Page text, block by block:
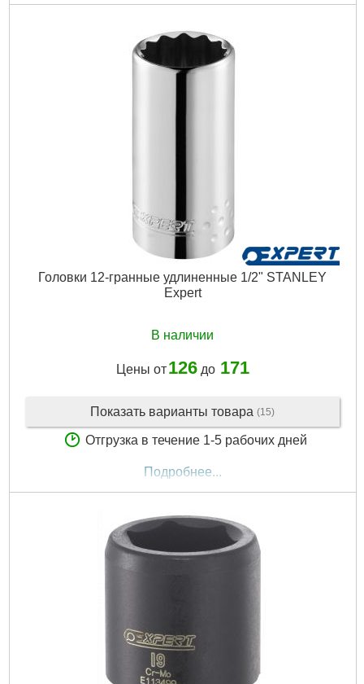
Головки 12-гранные удлиненные 1/2" STANLEY
Expert
В наличии
Цены от 126до 171
Показать варианты товара (15)
Отгрузка в течение 1-5 рабочих дней
Подробнее...